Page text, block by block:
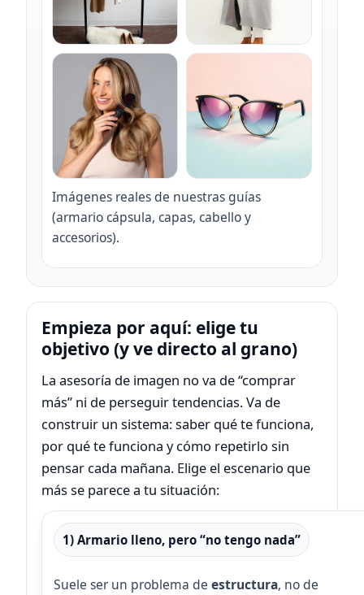
Imágenes reales de nuestras guías
(armario cápsula, capas, cabello y
accesorios).
Empieza por aquí: elige tu
objetivo (y ve directo al grano)
La asesoría de imagen no va de “comprar
más” ni de perseguir tendencias. Va de
construir un sistema: saber qué te funciona,
por qué te funciona y cómo repetirlo sin
pensar cada mañana. Elige el escenario que
más se parece a tu situación:
1) Armario lleno, pero “no tengo nada”
Suele ser un problema de estructura, no de